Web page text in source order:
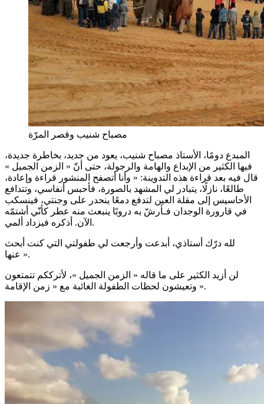
مصباح شنيب وقصر المرّة
المبدع دومًا، الأستاذ مصباح شنيب، يعود من جديد، بخاطرة جديدة،
فيها الكثير من الإبداع والهامة والرجولة، حتى أنّ « الزمن الجميل »
قال فيه بعد قراءة هذه التدوينة: « وأنا أتصفح المنشور قراءة وإعادة،
طالعًا، نازلًا، يتبادر لي المشهد بالصورة، فأحبس أنفاسي، وتتدافع
الأحاسيس إلى مقلة العين لتدفع دمعًا ينحدر على وجنتي، فينسكب
في قارورة الوجدان فـأرشّ به دروبًا ينبعث منه عطر كأنّي أشتمّه
الآن. أذكره فيزداد ألمي.
لله درّك أستاذي، أبدعت وأرجعت لي طفولتي التي كنت أبحث
عنها ».
لن أزيد الكثير على ما قاله « الزمن الجميل »، لأترككم تتمتعون
وتعيشون لحظات الطفولة الغائبة مع « زمن الإقامة ».